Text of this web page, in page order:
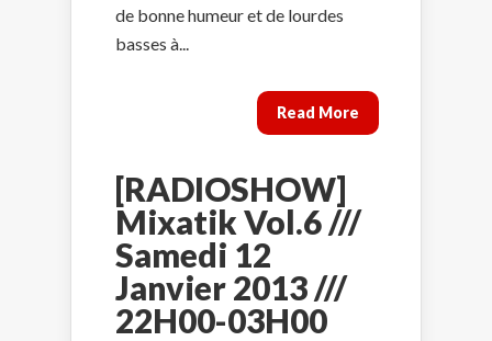
de bonne humeur et de lourdes
basses à...
Read More
[RADIOSHOW]
Mixatik Vol.6 ///
Samedi 12
Janvier 2013 ///
22H00-03H00